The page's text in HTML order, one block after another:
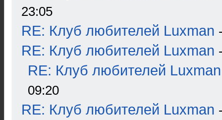
23:05
RE: Клуб любителей Luxman
RE: Клуб любителей Luxman
RE: Клуб любителей Luxman
09:20
RE: Клуб любителей Luxman